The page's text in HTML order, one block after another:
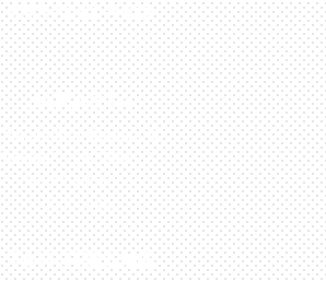
0813-1054-7548
JAKARTA
Perumahan Boulevard
Taman Surya 3 Blok h2,
No.27, Jakarta –
Indonesia
TANGERANG